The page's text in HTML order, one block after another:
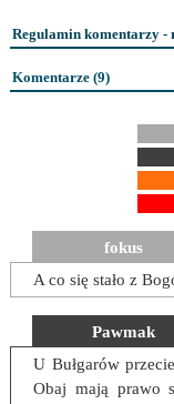
Regulamin komentarzy -
Komentarze (9)
fokus
A co się stało z
Pawmak
U Bułgarów
Obaj mają prawo